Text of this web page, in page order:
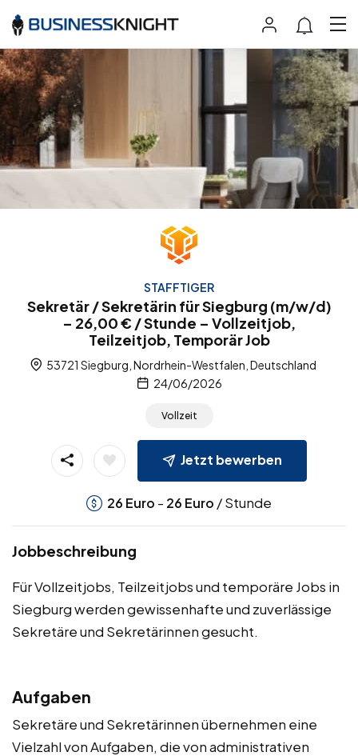
STAFFTIGER
Sekretär / Sekretärin für Siegburg (m/w/d)
– 26,00 € / Stunde – Vollzeitjob,
Teilzeitjob, Temporär Job
53721 Siegburg, Nordrhein-Westfalen, Deutschland
24/06/2026
Vollzeit
Jetzt bewerben
26 Euro - 26 Euro / Stunde
Jobbeschreibung
Für Vollzeitjobs, Teilzeitjobs und temporäre Jobs in
Siegburg werden gewissenhafte und zuverlässige
Sekretäre und Sekretärinnen gesucht.
Aufgaben
Sekretäre und Sekretärinnen übernehmen eine
Vielzahl von Aufgaben, die von administrativen